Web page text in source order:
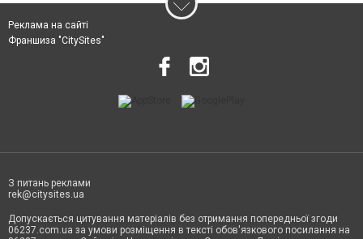
Реклама на сайті
Франшиза "CitySites"
З питань реклами
rek@citysites.ua
Допускається цитування матеріалів без отримання попередньої згоди
06237.com.ua за умови розміщення в тексті обов'язкового посилання на